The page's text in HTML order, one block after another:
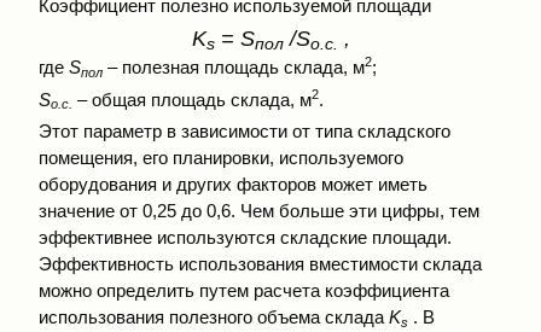
Коэффициент полезно используемой площади
Ks= Sпол/Sо.с. ,
где Sпол – полезная площадь склада, м2;
Sо.с. – общая площадь склада, м2.
Этот параметр в зависимости от типа складского
помещения, его планировки, используемого
оборудования и других факторов может иметь
значение от 0,25 до 0,6. Чем больше эти цифры, тем
эффективнее используются складские площади.
Эффективность использования вместимости склада
можно определить путем расчета коэффициента
использования полезного объема склада Ks . В